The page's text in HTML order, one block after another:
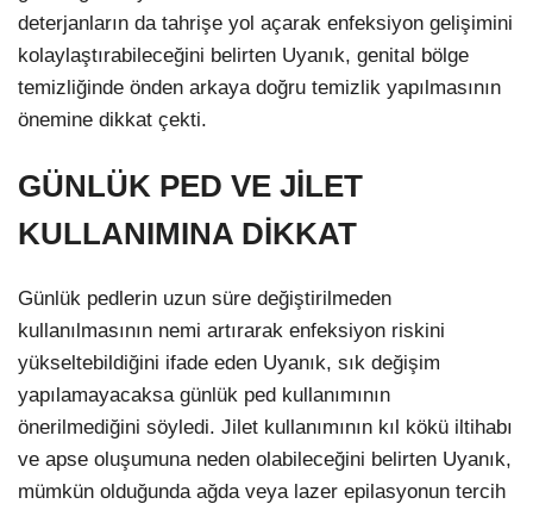
deterjanların da tahrişe yol açarak enfeksiyon gelişimini
kolaylaştırabileceğini belirten Uyanık, genital bölge
temizliğinde önden arkaya doğru temizlik yapılmasının
önemine dikkat çekti.
GÜNLÜK PED VE JİLET
KULLANIMINA DİKKAT
Günlük pedlerin uzun süre değiştirilmeden
kullanılmasının nemi artırarak enfeksiyon riskini
yükseltebildiğini ifade eden Uyanık, sık değişim
yapılamayacaksa günlük ped kullanımının
önerilmediğini söyledi. Jilet kullanımının kıl kökü iltihabı
ve apse oluşumuna neden olabileceğini belirten Uyanık,
mümkün olduğunda ağda veya lazer epilasyonun tercih